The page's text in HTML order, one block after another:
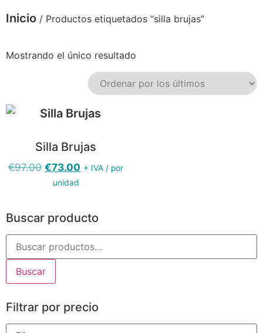
Inicio / Productos etiquetados “silla brujas”
Buscar producto
Buscar
Filtrar por precio
Mostrando el único resultado
Silla Brujas
€97.00 €73.00 + IVA / por
unidad